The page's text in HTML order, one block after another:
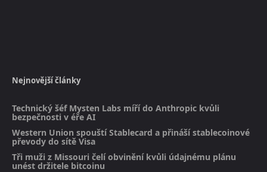
Nejnovější články
Technický šéf Mysten Labs míří do Anthropic kvůli
bezpečnosti v éře AI
Western Union spouští Stablecard a přináší stablecoinové
převody do sítě Visa
Tři muži z Missouri čelí obvinění kvůli údajnému plánu
unést držitele bitcoinu